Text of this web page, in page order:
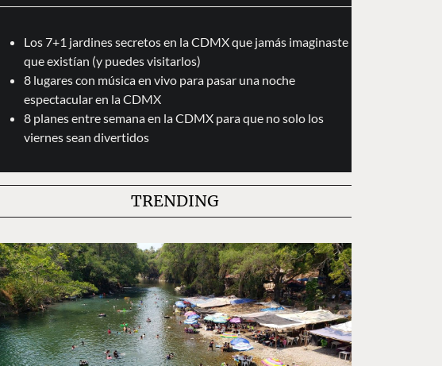
Los 7+1 jardines secretos en la CDMX que jamás imaginaste
que existían (y puedes visitarlos)
8 lugares con música en vivo para pasar una noche
espectacular en la CDMX
8 planes entre semana en la CDMX para que no solo los
viernes sean divertidos
TRENDING